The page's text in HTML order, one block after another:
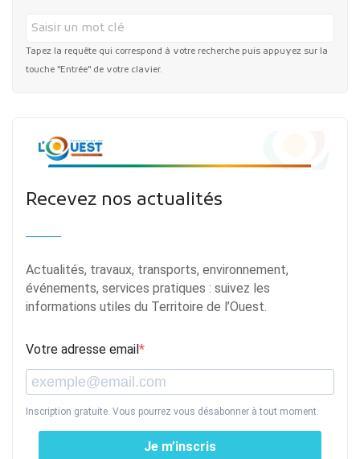
Tapez la requête qui correspond à votre recherche puis appuyez sur la
touche "Entrée" de votre clavier.
Recevez nos actualités
Actualités, travaux, transports, environnement,
événements, services pratiques : suivez les
informations utiles du Territoire de l’Ouest.
Votre adresse email
Inscription gratuite. Vous pourrez vous désabonner à tout moment.
Je m’inscris